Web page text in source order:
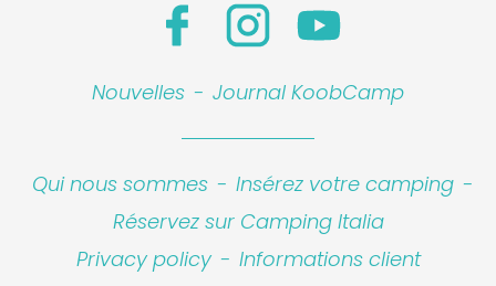
Nouvelles - Journal KoobCamp
Qui nous sommes - Insérez votre camping -
Réservez sur Camping Italia
Privacy policy - Informations client